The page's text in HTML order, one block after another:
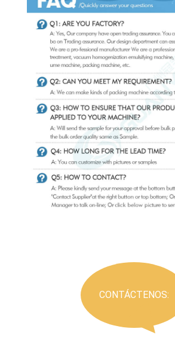
CONTÁCTENOS: